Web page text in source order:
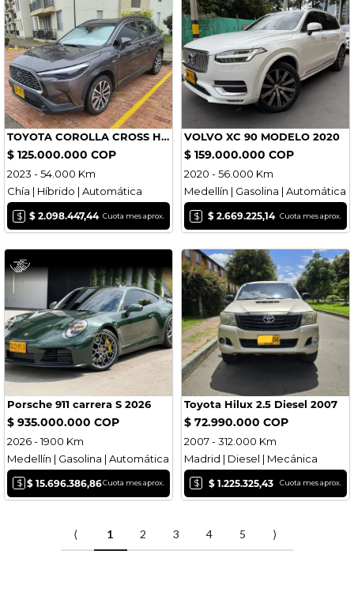
TOYOTA COROLLA CROSS HYBRID - 2023
$ 125.000.000 COP
2023 - 54.000 Km
Chía | Híbrido | Automática
$ $ 2.098.447,44 Cuota mes aprox.
VOLVO XC 90 MODELO 2020
$ 159.000.000 COP
2020 - 56.000 Km
Medellín | Gasolina | Automática
$ $ 2.669.225,14 Cuota mes aprox.
Porsche 911 carrera S 2026
$ 935.000.000 COP
2026 - 1900 Km
Medellín | Gasolina | Automática
$ $ 15.696.386,86Cuota mes aprox.
Toyota Hilux 2.5 Diesel 2007
$ 72.990.000 COP
2007 - 312.000 Km
Madrid | Diesel | Mecánica
$ $ 1.225.325,43 Cuota mes aprox.
⟨ 1 2 3 4 5 ⟩